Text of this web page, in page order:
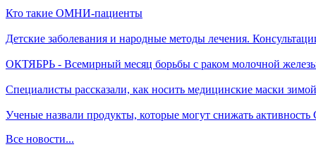
Кто такие ОМНИ-пациенты
Детские заболевания и народные методы лечения.
ОКТЯБРЬ - Всемирный месяц борьбы с раком молочной
Специалисты рассказали, как носить медицинские маски зимой
Ученые назвали продукты, которые могут снижать
Все новости...